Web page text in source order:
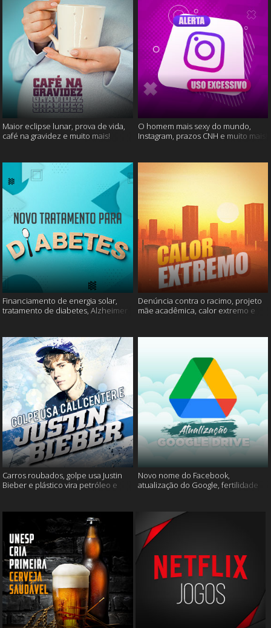
Maior eclipse lunar, prova de vida,
café na gravidez e muito mais!
O homem mais sexy do mundo,
Instagram, prazos CNH e muito mais!
Financiamento de energia solar,
tratamento de diabetes, Alzheimer
Denúncia contra o racimo, projeto
mãe acadêmica, calor extremo e
Carros roubados, golpe usa Justin
Bieber e plástico vira petróleo e
Novo nome do Facebook,
atualização do Google, fertilidade